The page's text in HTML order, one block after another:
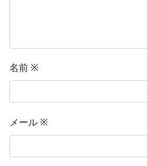
名前 ※
メール ※